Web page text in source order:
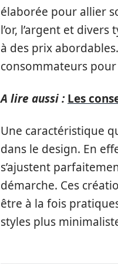
élaborée pour allier
l’or, l’argent et
à des prix
consommateurs
A lire aussi : Les
Une caractéristique
dans le design. En
s’ajustent
démarche. Ces
être à la fois
styles plus